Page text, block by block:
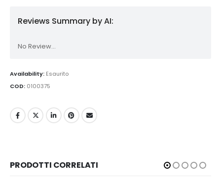
Reviews Summary by AI:
No Review...
Availability: Esaurito
COD: 0100375
PRODOTTI CORRELATI